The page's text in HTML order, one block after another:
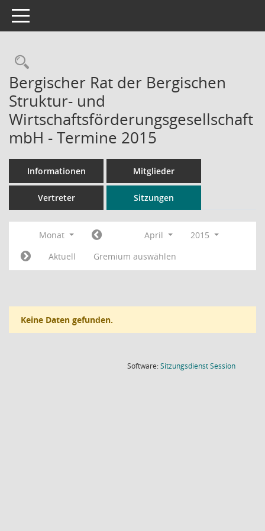
Toggle navigation
Rechercheauswahl
Bergischer Rat der Bergischen
Struktur- und
Wirtschaftsförderungsgesellschaft
mbH - Termine 2015
Informationen Mitglieder
Vertreter Sitzungen
Monat April
2015
Aktuell
Gremium auswählen
Keine Daten gefunden.
Software:SitzungsdienstSession(Wird in